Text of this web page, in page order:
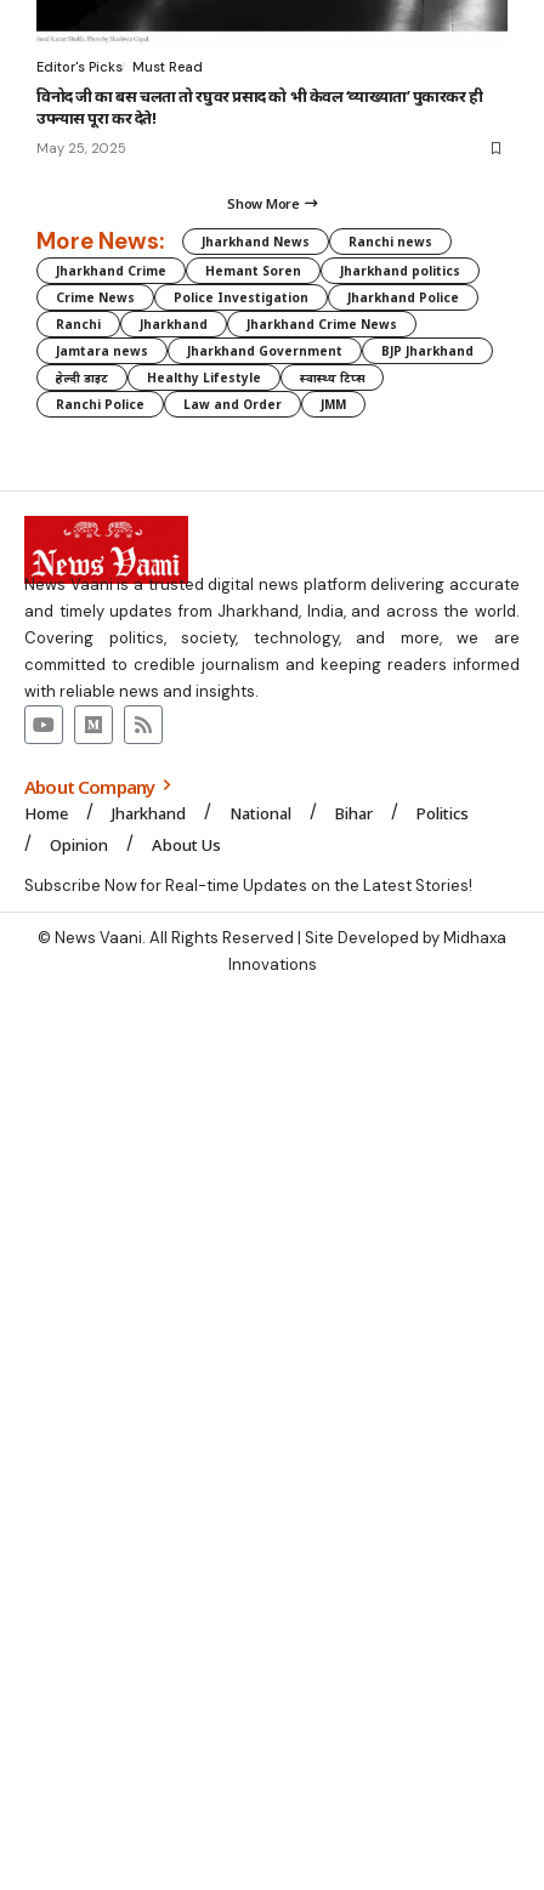
Editor's Picks Must Read
विनोद जी का बस चलता तो रघुवर प्रसाद को भी केवल ‘व्याख्याता’ पुकारकर ही
उपन्यास पूरा कर देते!
May 25, 2025
Show More
More News: Jharkhand News
Ranchi news
Jharkhand Crime
Hemant Soren
Jharkhand politics
Crime News
Police Investigation
Jharkhand Police
Ranchi
Jharkhand
Jharkhand Crime News
Jamtara news
Jharkhand Government
BJP Jharkhand
हेल्दी डाइट
Healthy Lifestyle
स्वास्थ्य टिप्स
Ranchi Police
Law and Order JMM
News Vaani is a trusted digital news platform delivering accurate
and timely updates from Jharkhand, India, and across the world.
Covering politics, society, technology, and more, we are
committed to credible journalism and keeping readers informed
with reliable news and insights.
About Company
Home Jharkhand National Bihar
Politics
Opinion
About Us
Subscribe Now for Real-time Updates on the Latest Stories!
© News Vaani. All Rights Reserved | Site Developed by Midhaxa
Innovations